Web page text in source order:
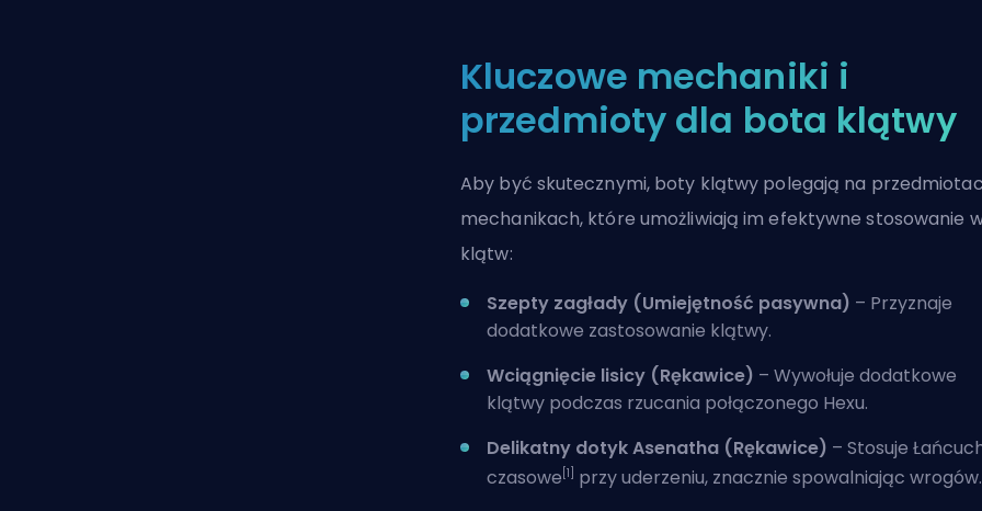
Kluczowe mechaniki i
przedmioty dla bota klątwy
Aby być skutecznymi, boty klątwy polegają na
mechanikach, które umożliwiają im efektywne stosowanie
klątw:
Szepty zagłady (Umiejętność pasywna) – Przyznaje
dodatkowe zastosowanie klątwy.
Wciągnięcie lisicy (Rękawice) – Wywołuje dodatkowe
klątwy podczas rzucania połączonego Hexu.
Delikatny dotyk Asenatha (Rękawice) – Stosuje
czasowe [1]
przy uderzeniu, znacznie spowalniając wrogów.